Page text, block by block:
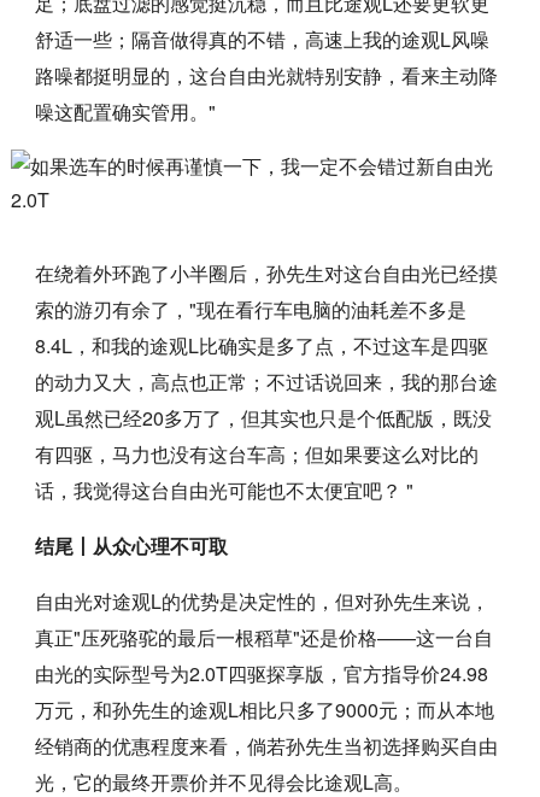
舒适一些；隔音做得真的不错，高速上我的途观L风噪
路噪都挺明显的，这台自由光就特别安静，看来主动降
噪这配置确实管用。"
在绕着外环跑了小半圈后，孙先生对这台自由光已经摸
索的游刃有余了，"现在看行车电脑的油耗差不多是
8.4L，和我的途观L比确实是多了点，不过这车是四驱
的动力又大，高点也正常；不过话说回来，我的那台途
观L虽然已经20多万了，但其实也只是个低配版，既没
有四驱，马力也没有这台车高；但如果要这么对比的
话，我觉得这台自由光可能也不太便宜吧？ "
结尾丨从众心理不可取
自由光对途观L的优势是决定性的，但对孙先生来说，
真正"压死骆驼的最后一根稻草"还是价格——这一台自
由光的实际型号为2.0T四驱探享版，官方指导价24.98
万元，和孙先生的途观L相比只多了9000元；而从本地
经销商的优惠程度来看，倘若孙先生当初选择购买自由
光，它的最终开票价并不见得会比途观L高。